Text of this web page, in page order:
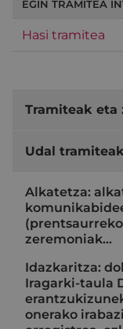
EGIN TRAMITEA
Hasi tramitea
Tramiteak eta
Udal tramiteak
Alkatetza:
zeremoniak…
Idazkaritza:
Iragarki-taula
onerako